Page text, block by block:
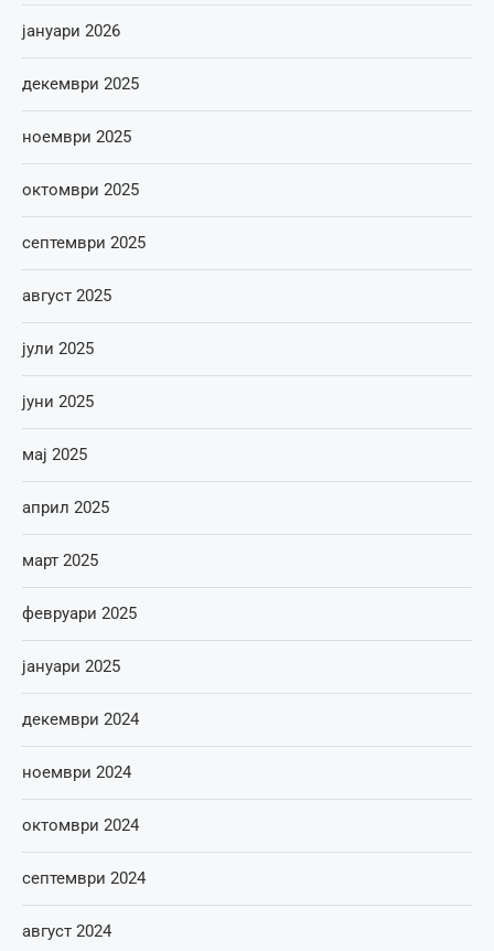
јануари 2026
декември 2025
ноември 2025
октомври 2025
септември 2025
август 2025
јули 2025
јуни 2025
мај 2025
април 2025
март 2025
февруари 2025
јануари 2025
декември 2024
ноември 2024
октомври 2024
септември 2024
август 2024